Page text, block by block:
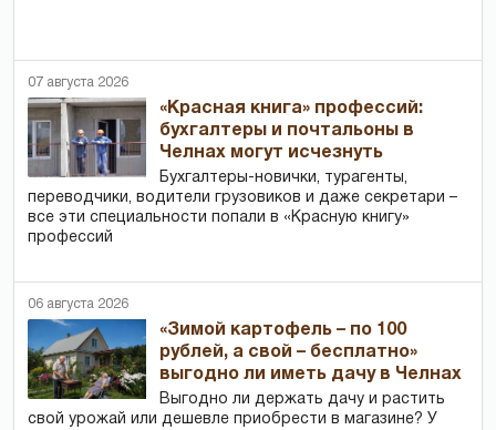
07 августа 2026
«Красная книга» профессий:
бухгалтеры и почтальоны в
Челнах могут исчезнуть
Бухгалтеры-новички, тур­агенты,
переводчики, водители грузовиков и даже секретари –
все эти специальности попали в «Красную книгу»
профессий
06 августа 2026
«Зимой картофель – по 100
рублей, а свой – бесплатно»
выгодно ли иметь дачу в Челнах
Выгодно ли держать дачу и растить
свой урожай или дешевле приобрести в магазине? У